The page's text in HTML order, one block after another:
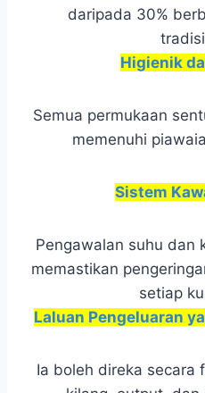
daripada 30%
Higienik
Semua permukaan
memenuhi
Sistem
Pengawalan suhu dan
memastikan
setiap
Laluan Pengeluaran
Ia boleh direka secara